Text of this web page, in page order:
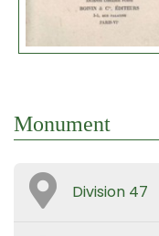
Monument
Division 47